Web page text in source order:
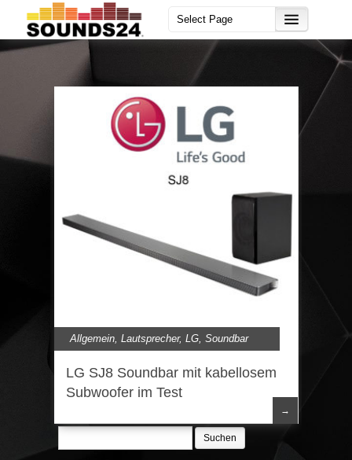
Allgemein Lautsprecher, LG Soundbar
LG SJ8 Soundbar mit kabellosem
Subwoofer im Test
→
Suchen
nach: